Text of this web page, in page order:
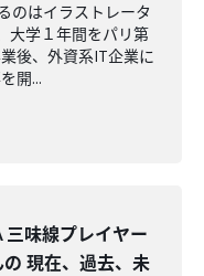
のはイラストレータ
大学１年間をパリ第
後、外資系IT企業に
開...
味線プレイヤー
現在、過去、未